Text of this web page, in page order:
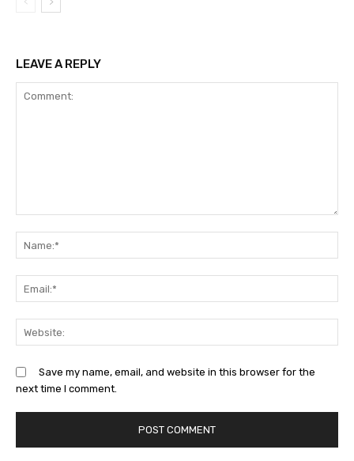
LEAVE A REPLY
Save my name, email, and website in this browser for the
next time I comment.